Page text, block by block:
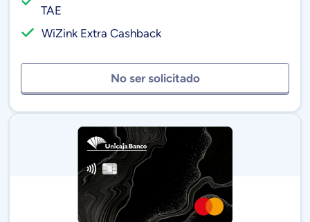
TAE
WiZink Extra Cashback
No ser solicitado